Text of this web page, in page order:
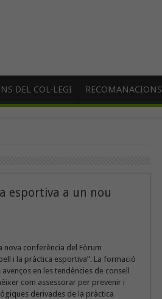
DEL COL·LEGI RECOMANACIONS
esportiva a un nou
nova conferència del Fòrum
i la pràctica esportiva”. La formació
en les tendències de consell
com assessorar per prevenir i
derivades de la pràctica